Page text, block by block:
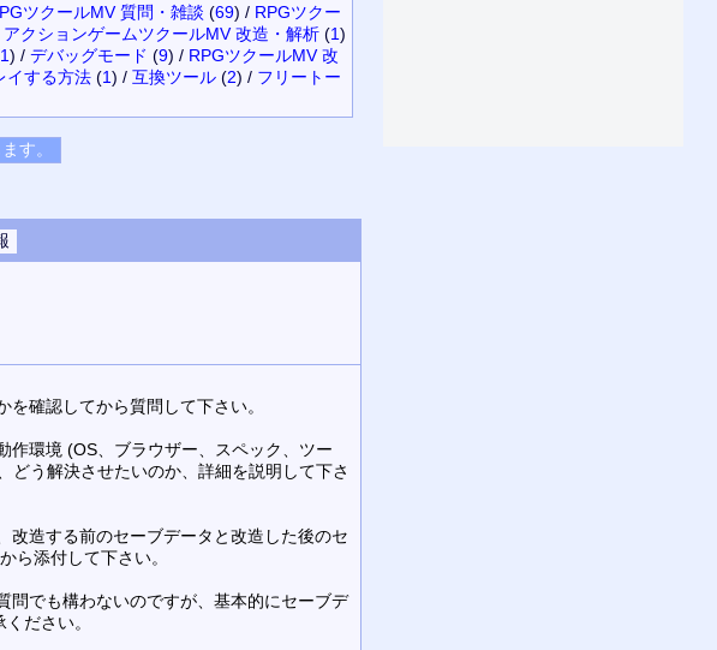
ツクールMV 質問・雑談 (69) / RPGツクー
アクションゲームツクールMV 改造・解析 (1)
1) / デバッグモード (9) / RPGツクールMV 改
イする方法 (1) / 互換ツール (2) / フリートー
確認してから質問して下さい。
環境 (OS、ブラウザー、スペック、ツー
どう解決させたいのか、詳細を説明して下さ
造する前のセーブデータと改造した後のセ
ら添付して下さい。
でも構わないのですが、基本的にセーブデ
ださい。